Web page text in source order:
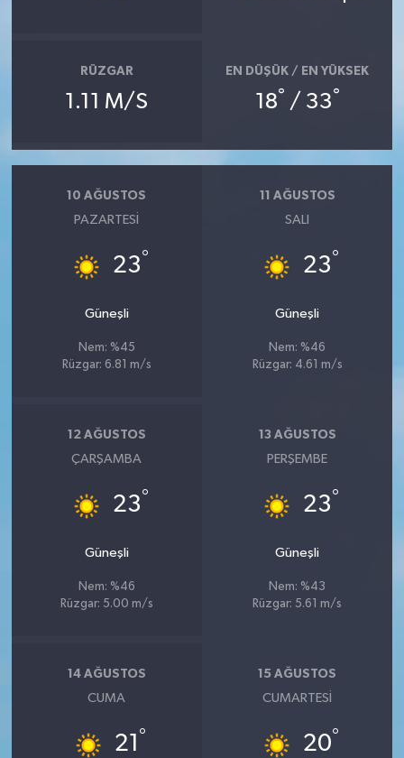
RÜZGAR
1.11 M/S
EN DÜŞÜK / EN YÜKSEK
18° / 33°
10 AĞUSTOS
PAZARTESI
23°
Güneşli
Nem: %45
Rüzgar: 6.81 m/s
11 AĞUSTOS
SALI
23°
Güneşli
Nem: %46
Rüzgar: 4.61 m/s
12 AĞUSTOS
ÇARŞAMBA
23°
Güneşli
Nem: %46
Rüzgar: 5.00 m/s
13 AĞUSTOS
PERŞEMBE
23°
Güneşli
Nem: %43
Rüzgar: 5.61 m/s
14 AĞUSTOS
CUMA
21 °
15 AĞUSTOS
CUMARTESI
20°